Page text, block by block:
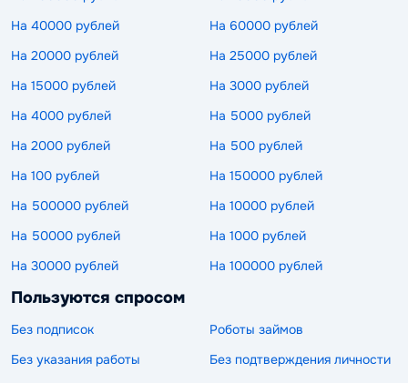
На 40000 рублей
На 60000 рублей
На 20000 рублей
На 25000 рублей
На 15000 рублей
На 3000 рублей
На 4000 рублей
На 5000 рублей
На 2000 рублей
На 500 рублей
На 100 рублей
На 150000 рублей
На 500000 рублей
На 10000 рублей
На 50000 рублей
На 1000 рублей
На 30000 рублей
На 100000 рублей
Пользуются спросом
Без подписок
Роботы займов
Без указания работы
Без подтверждения личности